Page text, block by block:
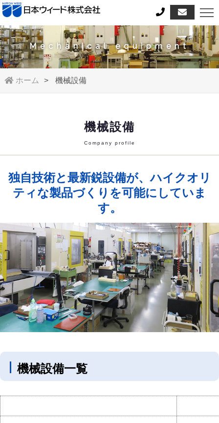
Mechanical equipment
ホーム 機械設備
機械設備
Company profile
独自技術と最新鋭設備が、ハイクオリ
ティな製品づくりを可能にしていま
す。
機械設備一覧